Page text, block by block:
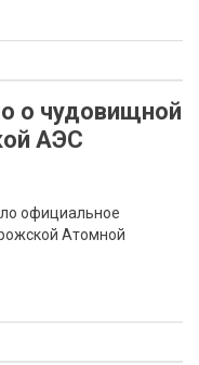
о чудовищной
АЭС
официальное
Атомной